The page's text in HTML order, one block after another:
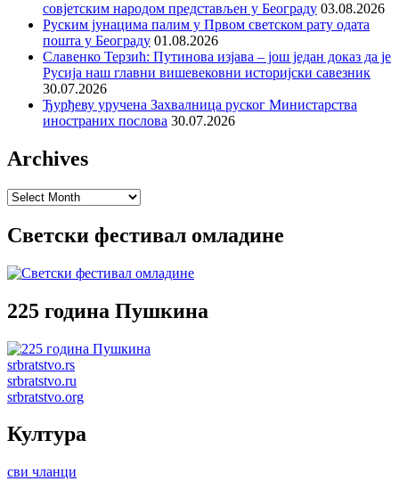
совјетским народом представљен у Београду 03.08.2026
Руским јунацима палим у Првом светском рату одата
пошта у Београду 01.08.2026
Славенко Терзић: Путинова изјава – још један доказ да је
Русија наш главни вишевековни историјски савезник
30.07.2026
Ђурђеву уручена Захвалница руског Министарства
иностраних послова 30.07.2026
Archives
Archives
Светски фестивал омладине
225 година Пушкина
srbratstvo.rs
srbratstvo.ru
srbratstvo.org
Култура
сви чланци